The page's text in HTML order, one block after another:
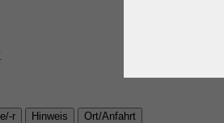
r Hinweis Ort/Anfahrt